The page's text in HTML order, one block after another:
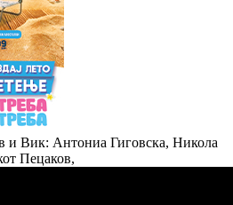
и Вик: Антониа Гиговска, Никола
Пецаков,